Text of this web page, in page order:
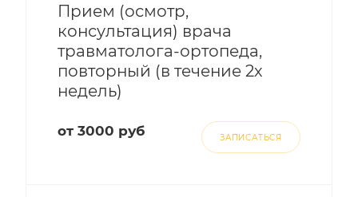
Прием (осмотр,
консультация) врача
травматолога-ортопеда,
повторный (в течение 2х
недель)
от 3000 руб ЗАПИСАТЬСЯ